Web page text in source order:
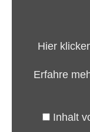
Guérot“
YouTube
Hier
Erfahre
Inhalt